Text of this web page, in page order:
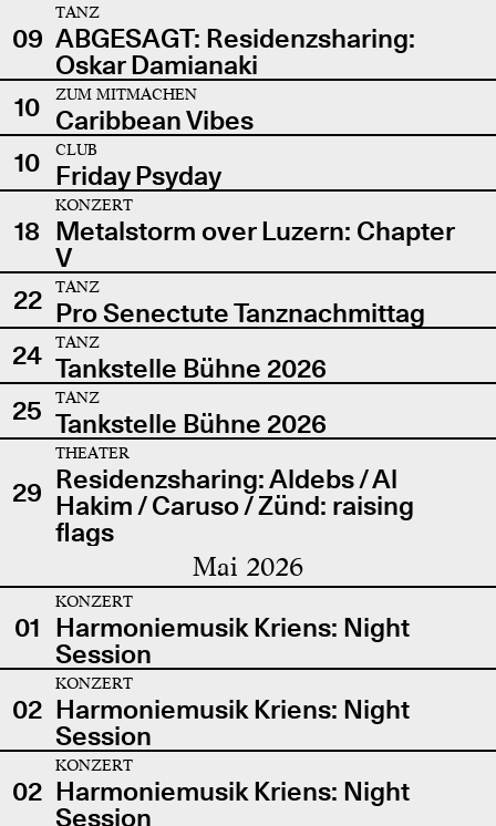
09
TANZ
ABGESAGT: Residenzsharing:
Oskar Damianaki
10
ZUM MITMACHEN
Caribbean Vibes
10
CLUB
Friday Psyday
18
KONZERT
Metalstorm over Luzern: Chapter
V
22
TANZ
Pro Senectute Tanznachmittag
24
TANZ
Tankstelle Bühne 2026
25
TANZ
Tankstelle Bühne 2026
29
THEATER
Residenzsharing: Aldebs / Al
Hakim / Caruso / Zünd: raising
flags
Mai 2026
01
KONZERT
Harmoniemusik Kriens: Night
Session
02
KONZERT
Harmoniemusik Kriens: Night
Session
02
KONZERT
Harmoniemusik Kriens: Night
Session